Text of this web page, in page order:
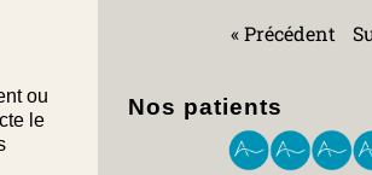
ou
le
« Précédent
Nos patients